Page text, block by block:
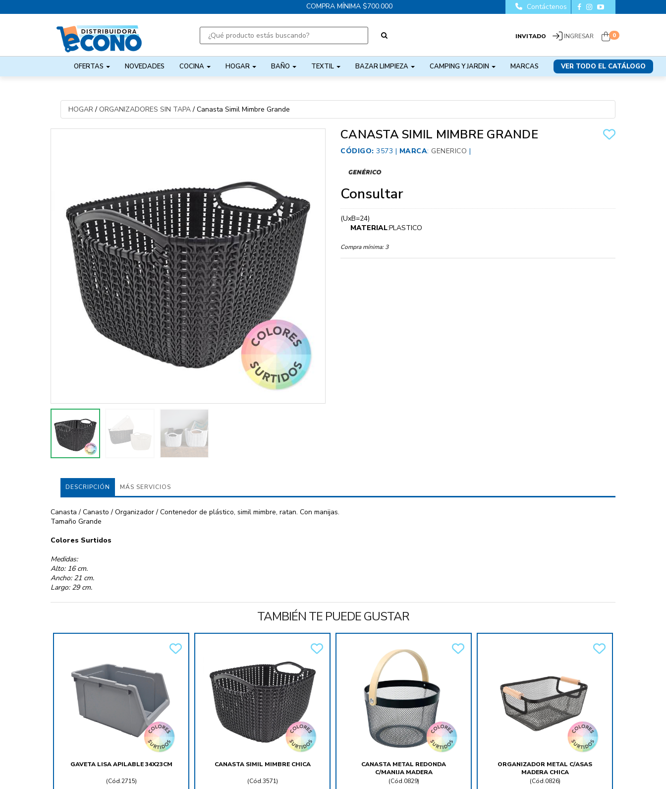
COMPRA MÍNIMA $700.000
INVITADO INGRESAR 0
OFERTAS NOVEDADES COCINA HOGAR BAÑO TEXTIL BAZAR LIMPIEZA CAMPING Y JARDIN MARCAS VER TODO EL CATÁLOGO
Contáctenos
HOGAR/ ORGANIZADORES SIN TAPA / Canasta Simil Mimbre Grande
CANASTA SIMIL MIMBRE GRANDE
CÓDIGO: 3573 | MARCA: GENERICO |
Consultar
(UxB=24)
MATERIAL:PLASTICO
Compra mínima: 3
DESCRIPCIÓN MÁS SERVICIOS
Canasta / Canasto / Organizador / Contenedor de plástico, simil mimbre, ratan. Con manijas.
Tamaño Grande
Colores Surtidos
Medidas:
Alto: 16 cm.
Ancho: 21 cm.
Largo: 29 cm.
TAMBIÉN TE PUEDE GUSTAR
GAVETA LISA APILABLE 34X23CM
(Cód.2715)
CANASTA SIMIL MIMBRE CHICA
(Cód.3571)
CANASTA METAL REDONDA
C/MANIJA MADERA
(Cód.0829)
ORGANIZADOR METAL C/ASAS
MADERA CHICA
(Cód.0826)